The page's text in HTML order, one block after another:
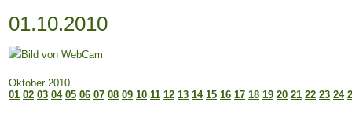
01.10.2010
Oktober 2010
01 02 03 04 05 06 07 08 09 10 11 12 13 14 15 16 17 18 19 20 21 22 23 24